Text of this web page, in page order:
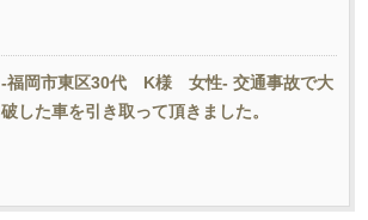
-福岡市東区30代 K様 女性- 交通事故で大
破した車を引き取って頂きました。